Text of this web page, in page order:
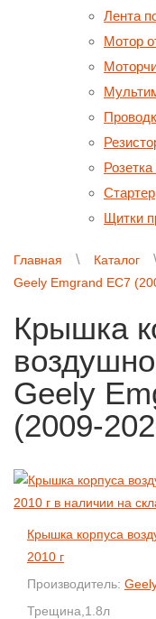
Лента
Мотор
Стартер
Щитки
Главная Каталог
Geely Emgrand EC7
Крышка
Geely
(2009-
Крышка корпуса
2010 г
Производитель:
Трещина,1.8л